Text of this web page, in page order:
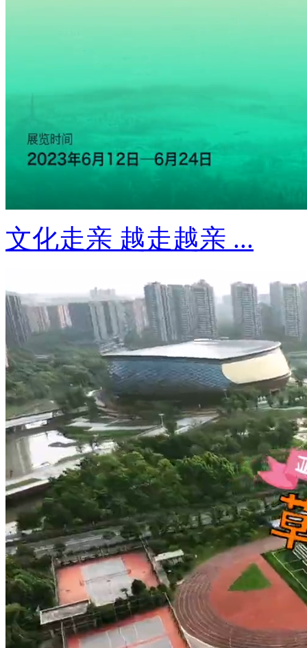
文化走亲 越走越亲 ...